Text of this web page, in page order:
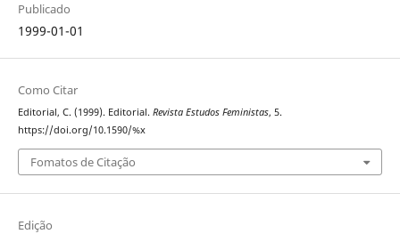
Publicado
1999-01-01
Como Citar
Editorial, C. (1999). Editorial. Revista Estudos Feministas, 5.
https://doi.org/10.1590/%x
Fomatos de Citação
Edição